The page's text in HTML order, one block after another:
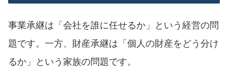
事業承継は「会社を誰に任せるか」という経営の問
題です。一方、財産承継は「個人の財産をどう分け
るか」という家族の問題です。